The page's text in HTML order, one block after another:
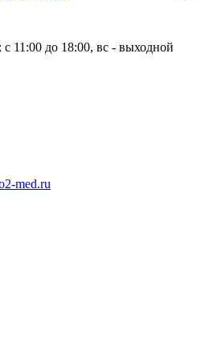
с 11:00 до 18:00, вс - выходной
med.ru